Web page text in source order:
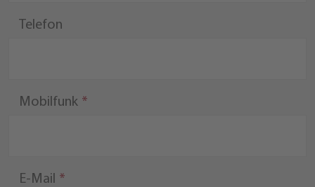
Telefon
Mobilfunk
E-Mail